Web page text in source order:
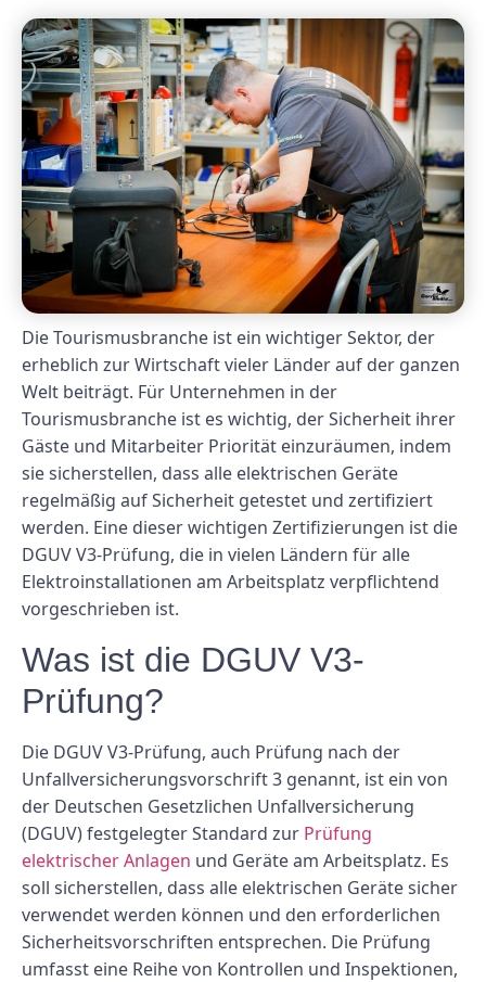
Die Tourismusbranche ist ein wichtiger Sektor, der
erheblich zur Wirtschaft vieler Länder auf der ganzen
Welt beiträgt. Für Unternehmen in der
Tourismusbranche ist es wichtig, der Sicherheit ihrer
Gäste und Mitarbeiter Priorität einzuräumen, indem
sie sicherstellen, dass alle elektrischen Geräte
regelmäßig auf Sicherheit getestet und zertifiziert
werden. Eine dieser wichtigen Zertifizierungen ist die
DGUV V3-Prüfung, die in vielen Ländern für alle
Elektroinstallationen am Arbeitsplatz verpflichtend
vorgeschrieben ist.
Was ist die DGUV V3-
Prüfung?
Die DGUV V3-Prüfung, auch Prüfung nach der
Unfallversicherungsvorschrift 3 genannt, ist ein von
der Deutschen Gesetzlichen Unfallversicherung
(DGUV) festgelegter Standard zur Prüfung
elektrischer Anlagen und Geräte am Arbeitsplatz. Es
soll sicherstellen, dass alle elektrischen Geräte sicher
verwendet werden können und den erforderlichen
Sicherheitsvorschriften entsprechen. Die Prüfung
umfasst eine Reihe von Kontrollen und Inspektionen,